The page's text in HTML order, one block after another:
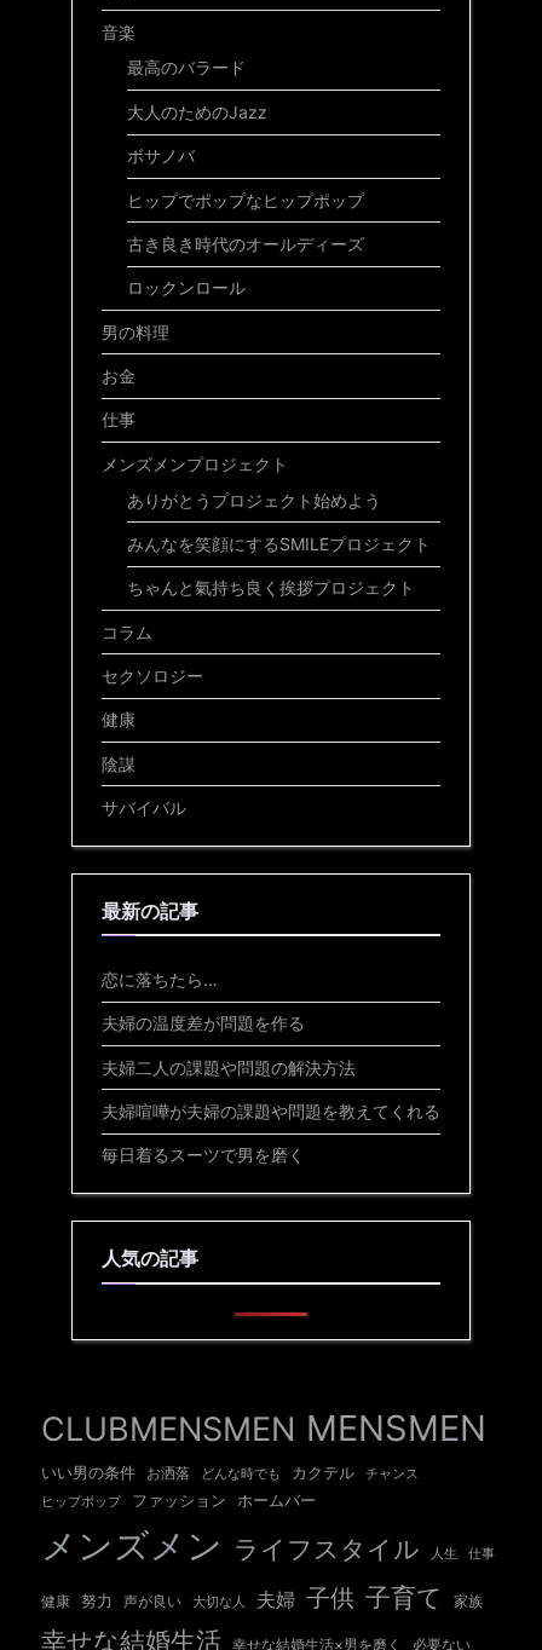
音楽
最高のバラード
大人のためのJazz
ボサノバ
ヒップでポップなヒップポップ
古き良き時代のオールディーズ
ロックンロール
男の料理
お金
仕事
メンズメンプロジェクト
ありがとうプロジェクト始めよう
みんなを笑顔にするSMILEプロジェクト
ちゃんと氣持ち良く挨拶プロジェクト
コラム
セクソロジー
健康
陰謀
サバイバル
最新の記事
恋に落ちたら…
夫婦の温度差が問題を作る
夫婦二人の課題や問題の解決方法
夫婦喧嘩が夫婦の課題や問題を教えてくれる
毎日着るスーツで男を磨く
人気の記事
CLUBMENSMEN MENSMEN
いい男の条件 お洒落 どんな時でも カクテル チャンス
ヒップポップ ファッション ホームバー
メンズメン ライフスタイル 人生 仕事
健康 努力 声が良い 大切な人 夫婦 子供 子育て 家族
幸せな結婚生活 幸せな結婚生活×男を磨く 必要ない